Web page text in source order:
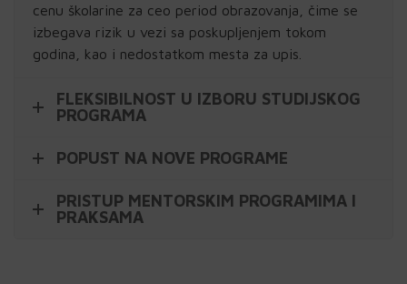
cenu školarine za ceo period obrazovanja, čime se
izbegava rizik u vezi sa poskupljenjem tokom
godina, kao i nedostatkom mesta za upis.
FLEKSIBILNOST U IZBORU STUDIJSKOG
PROGRAMA
POPUST NA NOVE PROGRAME
PRISTUP MENTORSKIM PROGRAMIMA I
PRAKSAMA